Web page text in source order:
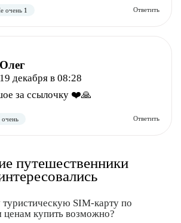
Олег
19 декабря в 08:28
за ссылочку ❤️🙏
путешественники
туристическую SIM-карту по
купить возможно?